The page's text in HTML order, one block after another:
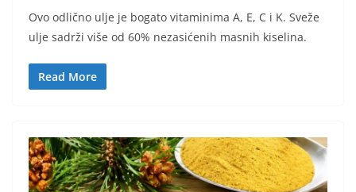
Ovo odlično ulje je bogato vitaminima A, E, C i K. Sveže
ulje sadrži više od 60% nezasićenih masnih kiselina.
Read More